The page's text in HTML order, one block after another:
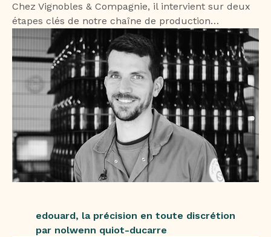
Chez Vignobles & Compagnie, il intervient sur deux
étapes clés de notre chaîne de production…
edouard, la précision en toute discrétion
par nolwenn quiot-ducarre